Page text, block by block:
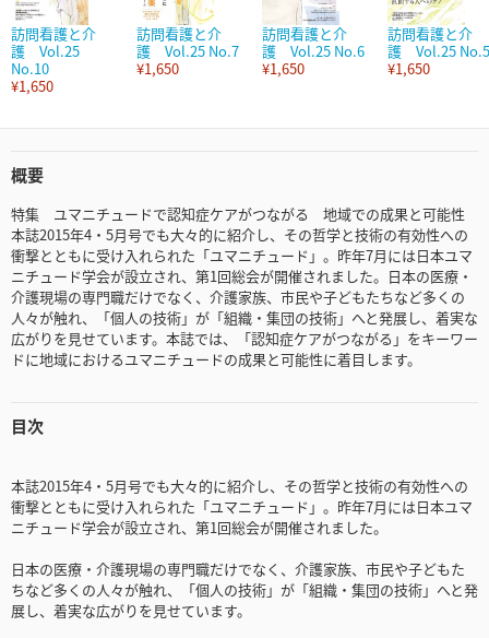
訪問看護と介
護 Vol.25
No.10
¥1,650
訪問看護と介
護 Vol.25 No.7
¥1,650
訪問看護と介
護 Vol.25 No.6
¥1,650
訪問看護と介
護 Vol.25 No.5
¥1,650
概要
特集 ユマニチュードで認知症ケアがつながる 地域での成果と可能性
本誌2015年4・5月号でも大々的に紹介し、その哲学と技術の有効性への
衝撃とともに受け入れられた「ユマニチュード」。昨年7月には日本ユマ
ニチュード学会が設立され、第1回総会が開催されました。日本の医療・
介護現場の専門職だけでなく、介護家族、市民や子どもたちなど多くの
人々が触れ、「個人の技術」が「組織・集団の技術」へと発展し、着実な
広がりを見せています。本誌では、「認知症ケアがつながる」をキーワー
ドに地域におけるユマニチュードの成果と可能性に着目します。
目次
本誌2015年4・5月号でも大々的に紹介し、その哲学と技術の有効性への
衝撃とともに受け入れられた「ユマニチュード」。昨年7月には日本ユマ
ニチュード学会が設立され、第1回総会が開催されました。
日本の医療・介護現場の専門職だけでなく、介護家族、市民や子どもた
ちなど多くの人々が触れ、「個人の技術」が「組織・集団の技術」へと発
展し、着実な広がりを見せています。